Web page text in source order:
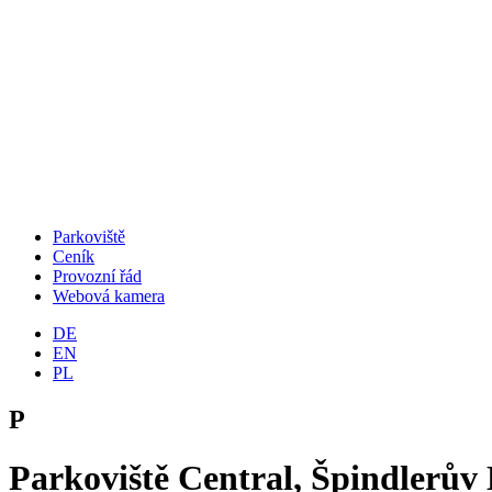
Parkoviště
Ceník
Provozní řád
Webová kamera
DE
EN
PL
P
Parkoviště Central, Špindlerův